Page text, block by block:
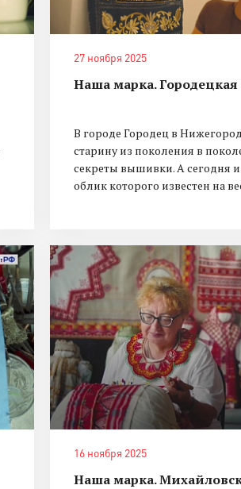
27 ноября 2025
Наша марка.
В городе Городец в
старину из поколения в
секреты вышивки. А сегодня
облик которого известен на
16 ноября 2025
Наша марка.